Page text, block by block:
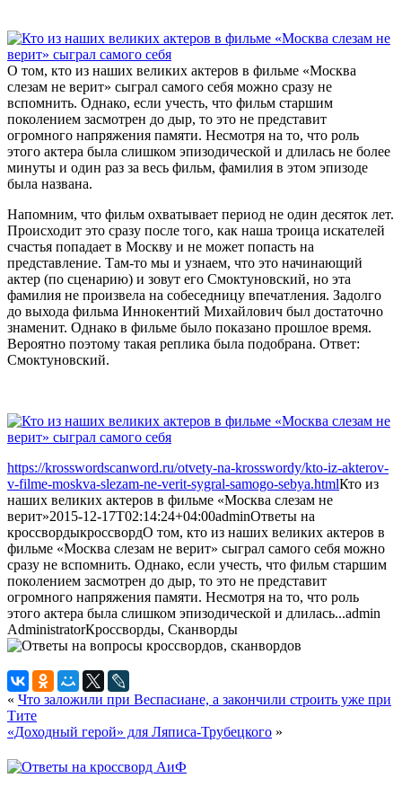
О том, кто из наших великих актеров в фильме «Москва
слезам не верит» сыграл самого себя можно сразу не
вспомнить. Однако, если учесть, что фильм старшим
поколением засмотрен до дыр, то это не представит
огромного напряжения памяти. Несмотря на то, что роль
этого актера была слишком эпизодической и длилась не более
минуты и один раз за весь фильм, фамилия в этом эпизоде
была названа.
Напомним, что фильм охватывает период не один десяток лет.
Происходит это сразу после того, как наша троица искателей
счастья попадает в Москву и не может попасть на
представление. Там-то мы и узнаем, что это начинающий
актер (по сценарию) и зовут его Смоктуновский, но эта
фамилия не произвела на собеседницу впечатления. Задолго
до выхода фильма Иннокентий Михайлович был достаточно
знаменит. Однако в фильме было показано прошлое время.
Вероятно поэтому такая реплика была подобрана. Ответ:
Смоктуновский.
https://krosswordscanword.ru/otvety-na-krosswordy/kto-iz-akterov-
v-filme-moskva-slezam-ne-verit-sygral-samogo-sebya.htmlКто из
наших великих актеров в фильме «Москва слезам не
верит»2015-12-17T02:14:24+04:00adminОтветы на
кроссвордыкроссвордО том, кто из наших великих актеров в
фильме «Москва слезам не верит» сыграл самого себя можно
сразу не вспомнить. Однако, если учесть, что фильм старшим
поколением засмотрен до дыр, то это не представит
огромного напряжения памяти. Несмотря на то, что роль
этого актера была слишком эпизодической и длилась...admin
AdministratorКроссворды, Сканворды
« Что заложили при Веспасиане, а закончили строить уже при
Тите
«Доходный герой» для Ляписа-Трубецкого »